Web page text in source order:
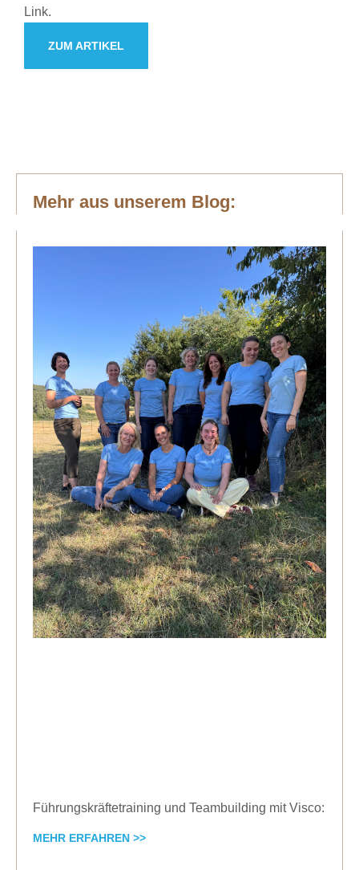
Link.
ZUM ARTIKEL
Mehr aus unserem Blog:
Führungskräftetraining und Teambuilding mit Visco:
MEHR ERFAHREN >>